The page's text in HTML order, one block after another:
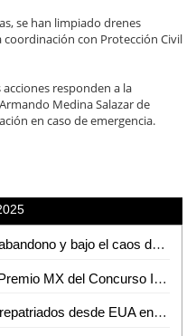
se han limpiado drenes
con Protección Civil
responden a la
Medina Salazar de
en caso de emergencia.
San Luis Capital hundida en el abandono y bajo el caos de inseguridad, denuncia David Azuara
Destaca la UASLP en el Gran Premio MX del Concurso Internacional de Programación Universitaria 2025
Suman casi 60 mil mexicanos repatriados desde EUA en lo que va de 2025